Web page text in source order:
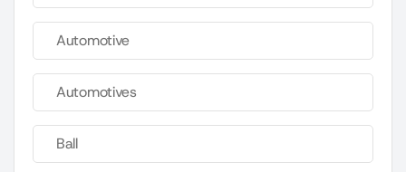
Automotive
Automotives
Ball